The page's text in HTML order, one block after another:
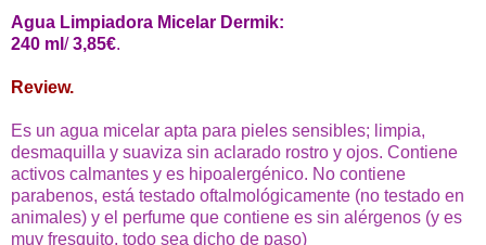
Agua Limpiadora Micelar Dermik:
240 ml /3,85€.
Review.
Es un agua micelar apta para pieles sensibles; limpia,
desmaquilla y suaviza sin aclarado rostro y ojos. Contiene
activos calmantes y es hipoalergénico. No contiene
parabenos, está testado oftalmológicamente (no testado en
animales) y el perfume que contiene es sin alérgenos (y es
muy fresquito, todo sea dicho de paso)